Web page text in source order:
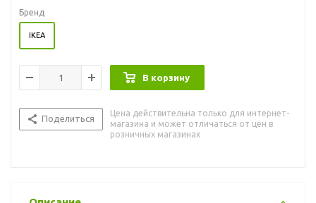
Бренд
IKEA
В корзину
Поделиться
Цена действительна только для интернет-
магазина и может отличаться от цен в
розничных магазинах